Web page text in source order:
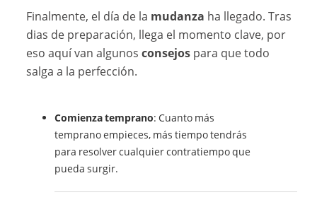
Finalmente, el día de la mudanza ha llegado. Tras
dias de preparación, llega el momento clave, por
eso aquí van algunosconsejos para que todo
salga a la perfección.
Comienza temprano: Cuanto más
temprano empieces, más tiempo tendrás
para resolver cualquier contratiempo que
pueda surgir.